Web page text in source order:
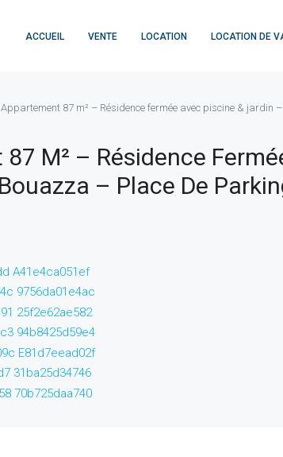
ACCUEIL VENTE LOCATION LOCATION DE
Appartement 87 m² – Résidence fermée avec piscine & jardin
M² – Résidence
– Place De